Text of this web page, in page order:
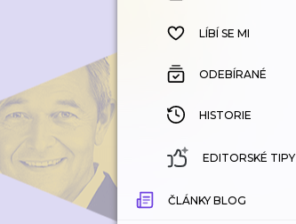
HISTORIE
LÍBÍ SE MI
ODEBÍRANÉ
HISTORIE
EDITORSKÉ TIPY
ČLÁNKY BLOG